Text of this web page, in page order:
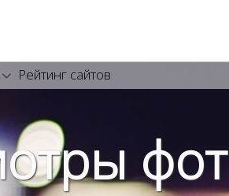
Рейтинг сайтов